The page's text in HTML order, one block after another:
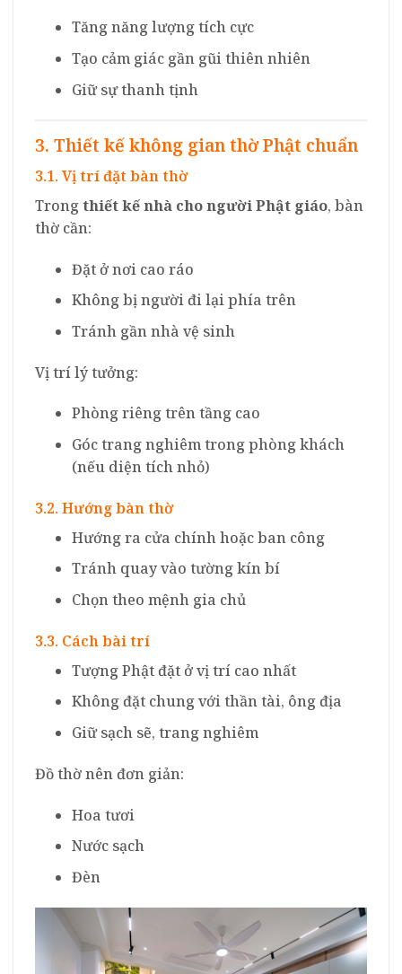
Tăng năng lượng tích cực
Tạo cảm giác gần gũi thiên nhiên
Giữ sự thanh tịnh
3. Thiết kế không gian thờ Phật chuẩn
3.1. Vị trí đặt bàn thờ
Trongthiết kế nhà cho người Phật giáo, bàn
thờ cần:
Đặt ở nơi cao ráo
Không bị người đi lại phía trên
Tránh gần nhà vệ sinh
Vị trí lý tưởng:
Phòng riêng trên tầng cao
Góc trang nghiêm trong phòng khách
(nếu diện tích nhỏ)
3.2. Hướng bàn thờ
Hướng ra cửa chính hoặc ban công
Tránh quay vào tường kín bí
Chọn theo mệnh gia chủ
3.3. Cách bài trí
Tượng Phật đặt ở vị trí cao nhất
Không đặt chung với thần tài, ông địa
Giữ sạch sẽ, trang nghiêm
Đồ thờ nên đơn giản:
Hoa tươi
Nước sạch
Đèn